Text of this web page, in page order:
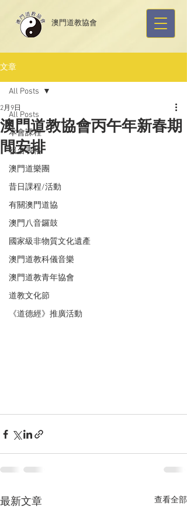
​澳門道教協會
文章
All Posts
本會課程
報名表格
澳門道樂團
昔日課程/活動
有關澳門道協
澳門八音鑼鼓
國家級非物質文化遺產
澳門道教科儀音樂
澳門道教青年協會
道教文化節
《道德經》推廣活動
All Posts
澳門道教協會丙午年新春期
間安排
2月9日
最新文章 查看全部